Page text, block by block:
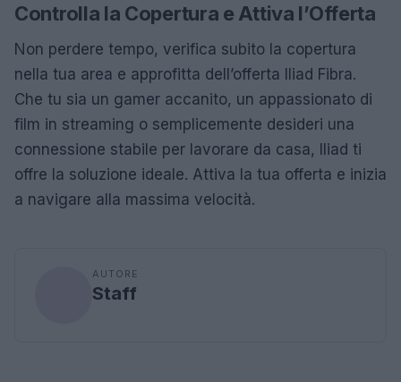
Controlla la Copertura e Attiva l’Offerta
Non perdere tempo, verifica subito la copertura
nella tua area e approfitta dell’offerta Iliad Fibra.
Che tu sia un gamer accanito, un appassionato di
film in streaming o semplicemente desideri una
connessione stabile per lavorare da casa, Iliad ti
offre la soluzione ideale. Attiva la tua offerta e inizia
a navigare alla massima velocità.
AUTORE
Staff